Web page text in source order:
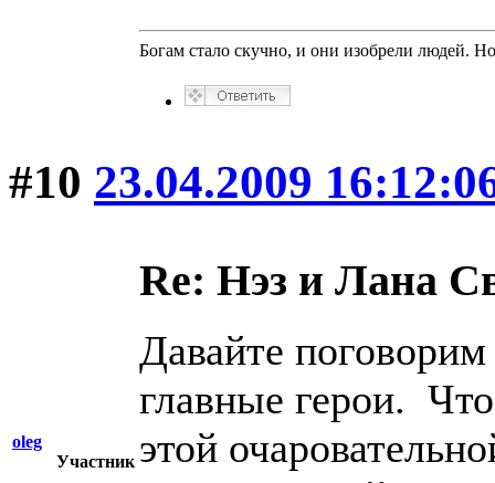
Богам стало скучно, и они изобрели людей.
#10 23.04.2009
oleg
Участник
Re: Нэз и Лана
Давайте
главные герои.
этой